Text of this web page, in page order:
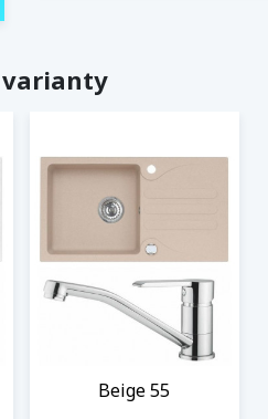
varianty
Beige 55